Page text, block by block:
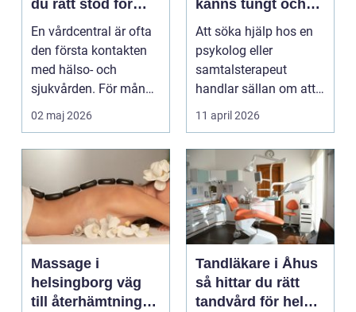
du rätt stöd för
hela familjen
En vårdcentral är ofta
den första kontakten
med hälso- och
sjukvården. För många
i Svedala handlar v...
02 maj 2026
känns tungt och
du behöver prata
med någon
Att söka hjälp hos en
psykolog eller
samtalsterapeut
handlar sällan om att
vara svag....
11 april 2026
Massage i
helsingborg väg
till återhämtning
Tandläkare i Åhus
så hittar du rätt
tandvård för hela